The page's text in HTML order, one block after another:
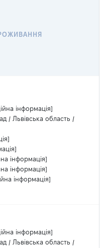
інформація]
/ Львівська область /
інформація]
інформація]
інформація]
інформація]
/ Львівська область /